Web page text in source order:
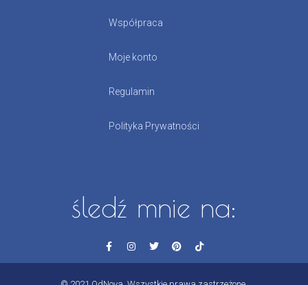
Współpraca
Moje konto
Regulamin
Polityka Prywatności
śledź mnie na: